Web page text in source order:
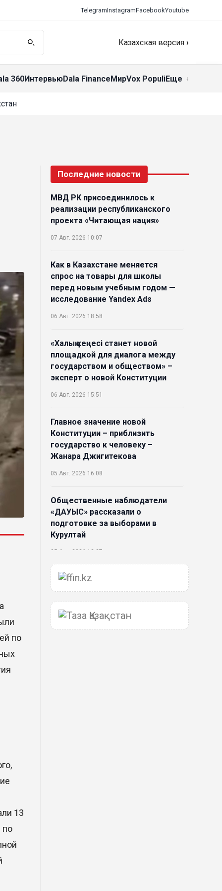
TelegramInstagramFacebookYoutube
Казахская версия ›
360ИнтервьюDala FinanceМирVox PopuliЕще
по
13
по
Последние новости
МВД РК присоединилось к
реализации республиканского
проекта «Читающая нация»
07 Авг. 2026 10:07
Как в Казахстане меняется
спрос на товары для школы
перед новым учебным годом —
исследование Yandex Ads
06 Авг. 2026 18:58
«Халық кеңесі станет новой
площадкой для диалога между
государством и обществом» –
эксперт о новой Конституции
06 Авг. 2026 15:51
Главное значение новой
Конституции – приблизить
государство к человеку –
Жанара Джигитекова
05 Авг. 2026 16:08
Общественные наблюдатели
«ДАУЫС» рассказали о
подготовке за выборами в
Курултай
05 Авг. 2026 12:27
Новая глава для Xiaomi EV:
Xiaomi представила техническую
архитектуру Xiaomi Kunlun и
серию Xiaomi SkyNomad
04 Авг. 2026 18:35